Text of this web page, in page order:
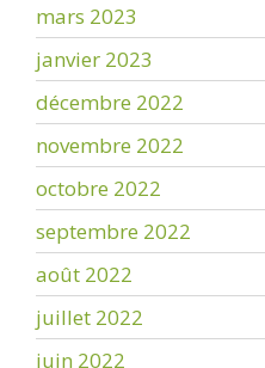
mars 2023
janvier 2023
décembre 2022
novembre 2022
octobre 2022
septembre 2022
août 2022
juillet 2022
juin 2022